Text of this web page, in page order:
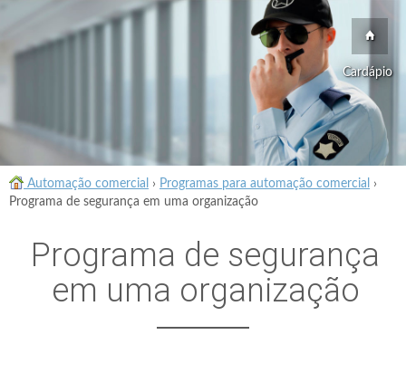
Cardápio
Automação comercial › Programas para automação comercial
›
Programa de segurança em uma organização
Programa de segurança
em uma organização